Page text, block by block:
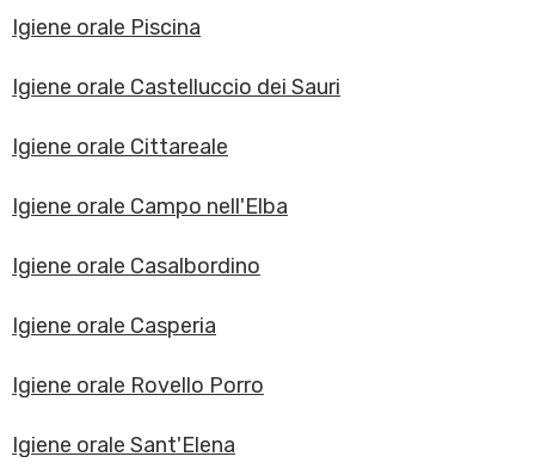
Igiene orale Piscina
Igiene orale Castelluccio dei Sauri
Igiene orale Cittareale
Igiene orale Campo nell'Elba
Igiene orale Casalbordino
Igiene orale Casperia
Igiene orale Rovello Porro
Igiene orale Sant'Elena